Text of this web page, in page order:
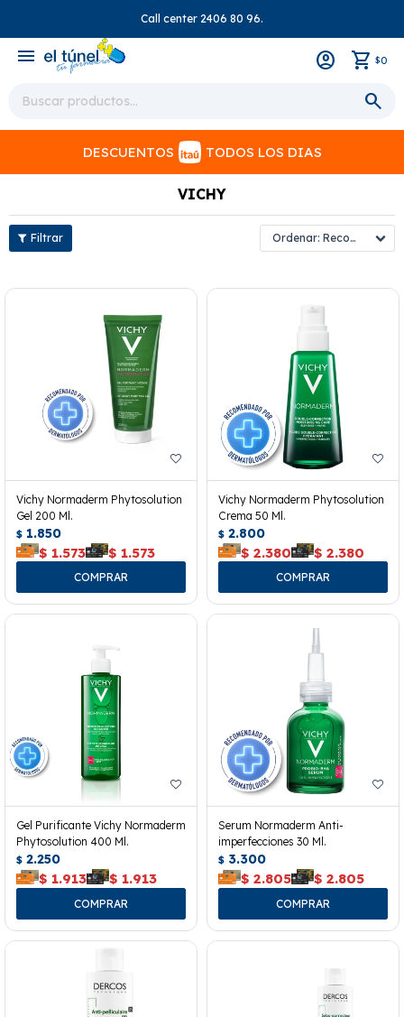
Call center 2406 80 96.
menu $0
DESCUENTOS TODOS LOS DIAS
VICHY
Recomendados
Vichy Normaderm Phytosolution
Gel 200 Ml.
$ 1.850
$ 1.573 $ 1.573
Vichy Normaderm Phytosolution
Crema 50 Ml.
$ 2.800
$ 2.380 $ 2.380
Gel Purificante Vichy Normaderm
Phytosolution 400 Ml.
$ 2.250
$ 1.913 $ 1.913
Serum Normaderm Anti-
imperfecciones 30 Ml.
$ 3.300
$ 2.805 $ 2.805
close